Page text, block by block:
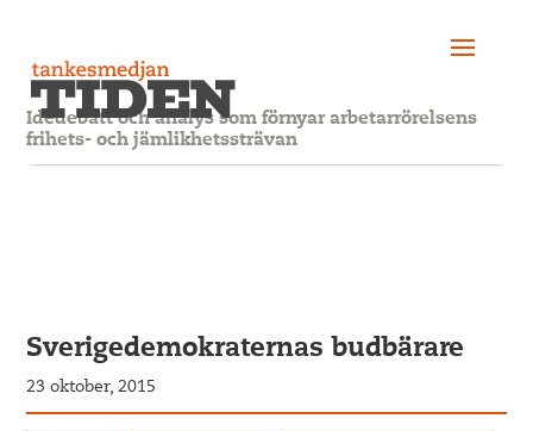
Idédebatt och analys som förnyar arbetarrörelsens
frihets- och jämlikhetssträvan
Sverigedemokraternas budbärare
23 oktober, 2015